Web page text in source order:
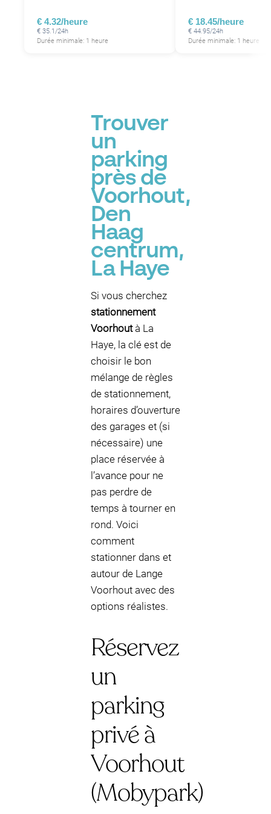
€ 4.32/heure
€ 35.1/24h
Durée minimale: 1 heure
€ 18.45/heure
€ 44.95/24h
Durée minimale: 1 heure
Trouver
un
parking
près de
Voorhout,
Den
Haag
centrum,
La Haye
Si vous cherchez
stationnement
Voorhoutà La
Haye, la clé est de
choisir le bon
mélange de règles
de stationnement,
horaires d’ouverture
des garages et (si
nécessaire) une
place réservée à
l’avance pour ne
pas perdre de
temps à tourner en
rond. Voici
comment
stationner dans et
autour de Lange
Voorhout avec des
options réalistes.
Réservez
un
parking
privé à
Voorhout
(Mobypark)